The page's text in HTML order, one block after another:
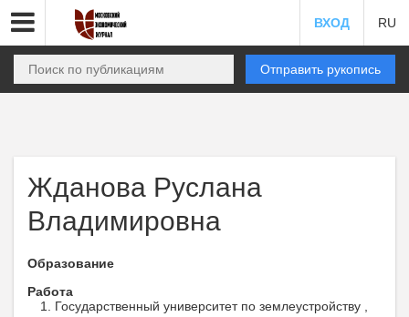
ВХОД RU
Отправить рукопись
Жданова Руслана
Владимировна
Образование
Работа
Государственный университет по землеустройству ,